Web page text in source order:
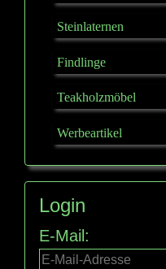
Steinlaternen
Findlinge
Teakholzmöbel
Werbeartikel
Login
E-Mail: